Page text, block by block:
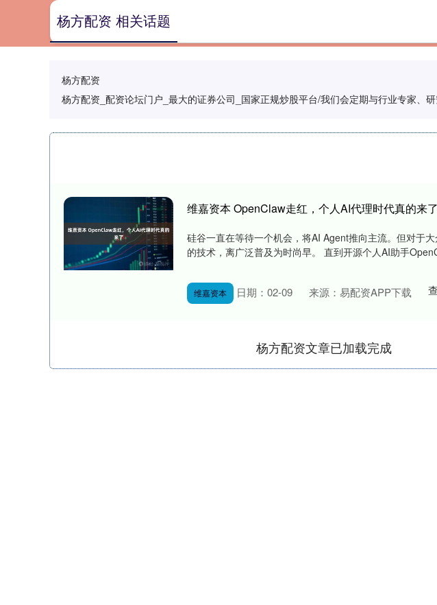
杨方配资
杨方配资_配资论坛门户_最大的证券公司_国家正规炒股平台/我们会定期与行业专家、
杨方配资 相关话题
维嘉资本 OpenClaw走红，个人AI代理时代真的来了
硅谷一直在等待一个机会，将AI Agent推向主流。但对于
的技术，离广泛普及为时尚早。 直到开源个人AI助手
维嘉资本 日期：02-09 来源：易配资APP下载
杨方配资文章已加载完成